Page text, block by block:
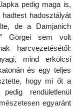
pedig maga is,
hadosztályát
de a Damjanich
Görgei sem volt
harcvezetésétől:
mind erkölcsi
és egy teljes
hogy mi őt a
rendületlenül
egyaránt